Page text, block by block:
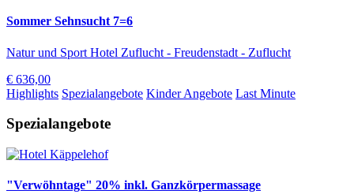
Sommer Sehnsucht 7=6
Natur und Sport Hotel Zuflucht - Freudenstadt - Zuflucht
€ 636,00
Highlights Spezialangebote Kinder Angebote Last Minute
Spezialangebote
"Verwöhntage" 20% inkl. Ganzkörpermassage